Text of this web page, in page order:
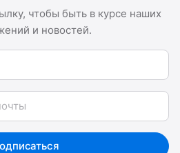
чтобы быть в курсе наших
и новостей.